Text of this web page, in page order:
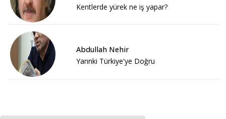
Kentlerde yürek ne iş yapar?
Abdullah Nehir
Yarınki Türkiye'ye Doğru